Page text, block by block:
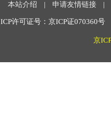
本站介绍 | 申请友情链接 |
ICP许可证号：京ICP证070360
京